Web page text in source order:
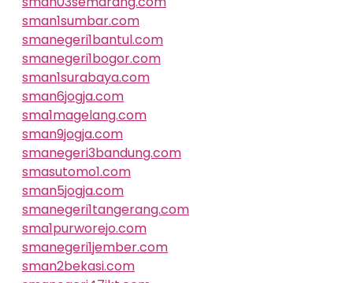
sman1sumbar.com
smanegeri1bantul.com
smanegeri1bogor.com
sman1surabaya.com
sman6jogja.com
sma1magelang.com
sman9jogja.com
smanegeri3bandung.com
smasutomo1.com
sman5jogja.com
smanegeri1tangerang.com
sma1purworejo.com
smanegeri1jember.com
sman2bekasi.com